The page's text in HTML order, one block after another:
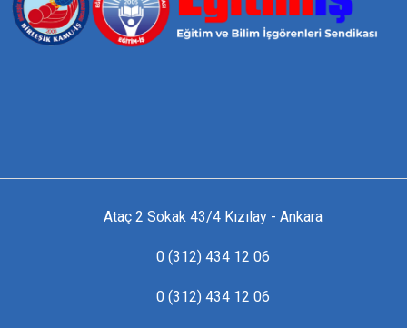
Ataç 2 Sokak 43/4 Kızılay - Ankara
0 (312) 434 12 06
0 (312) 434 12 06